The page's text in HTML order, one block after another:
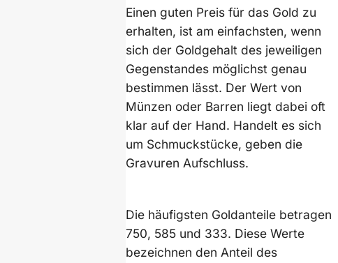
Einen guten Preis für das Gold zu
erhalten, ist am einfachsten, wenn
sich der Goldgehalt des jeweiligen
Gegenstandes möglichst genau
bestimmen lässt. Der Wert von
Münzen oder Barren liegt dabei oft
klar auf der Hand. Handelt es sich
um Schmuckstücke, geben die
Gravuren Aufschluss.
Die häufigsten Goldanteile betragen
750, 585 und 333. Diese Werte
bezeichnen den Anteil des